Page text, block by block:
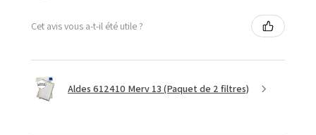
Cet avis vous a-t-il été utile ?
Aldes 612410 Merv 13 (Paquet de 2 filtres)